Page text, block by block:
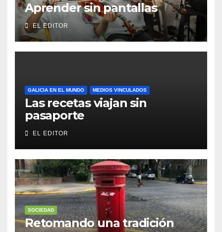
Aprender sin pantallas
EL EDITOR
GALICIA EN EL MUNDO MEDIOS VINCULADOS
Las recetas viajan sin
pasaporte
EL EDITOR
SOCIEDAD
Retomando una tradición